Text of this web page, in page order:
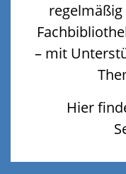
– mit
Hier